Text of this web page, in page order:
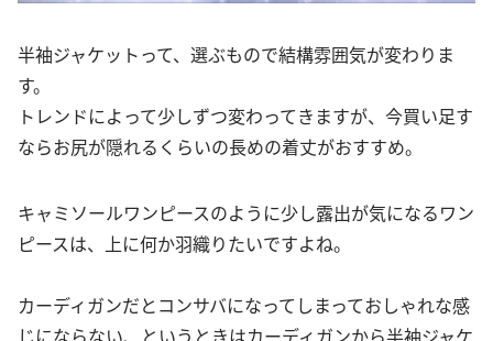
半袖ジャケットって、選ぶもので結構雰囲気が変わりま
す。
トレンドによって少しずつ変わってきますが、今買い足す
ならお尻が隠れるくらいの長めの着丈がおすすめ。
キャミソールワンピースのように少し露出が気になるワン
ピースは、上に何か羽織りたいですよね。
カーディガンだとコンサバになってしまっておしゃれな感